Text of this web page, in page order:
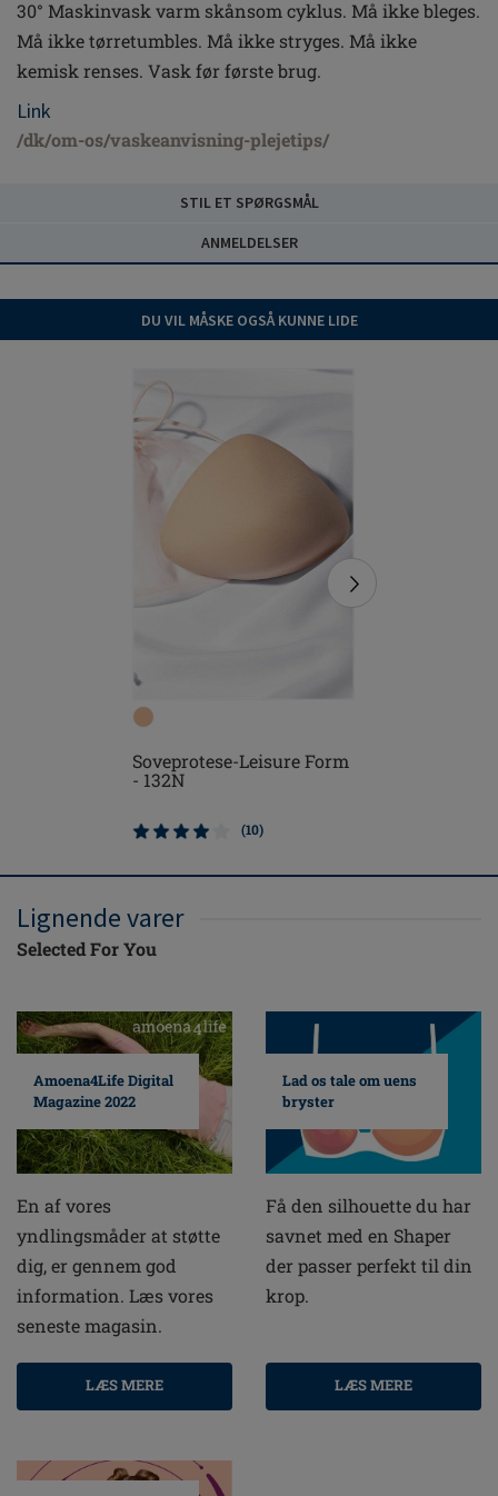
30° Maskinvask varm skånsom cyklus. Må ikke bleges.
Må ikke tørretumbles. Må ikke stryges. Må ikke
kemisk renses. Vask før første brug.
Link
/dk/om-os/vaskeanvisning-plejetips/
STIL ET SPØRGSMÅL
ANMELDELSER
DU VIL MÅSKE OGSÅ KUNNE LIDE
Soveprotese-Leisure Form
- 132N
(10)
Lignende varer
Selected For You
Amoena4Life Digital
Magazine 2022
En af vores
yndlingsmåder at støtte
dig, er gennem god
information. Læs vores
seneste magasin.
LÆS MERE
Lad os tale om uens
bryster
Få den silhouette du har
savnet med en Shaper
der passer perfekt til din
krop.
LÆS MERE